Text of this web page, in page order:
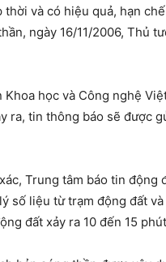
và có hiệu quả, hạn
ngày 16/11/2006, Thủ
học và Công nghệ
ra, tin thông báo sẽ
Trung tâm báo tin
số liệu từ trạm động đất
đất xảy ra 10 đến 15